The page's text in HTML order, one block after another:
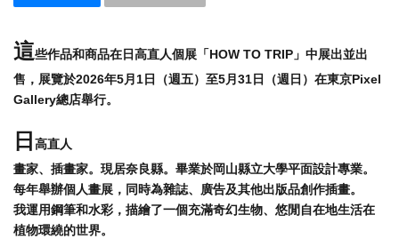
這些作品和商品在日高直人個展「HOW TO TRIP」中展出並出
售，展覽於2026年5月1日（週五）至5月31日（週日）在東京Pixel
Gallery總店舉行。
日 高直人
畫家、插畫家。現居奈良縣。畢業於岡山縣立大學平面設計專業。
每年舉辦個人畫展，同時為雜誌、廣告及其他出版品創作插畫。
我運用鋼筆和水彩，描繪了一個充滿奇幻生物、悠閒自在地生活在
植物環繞的世界。